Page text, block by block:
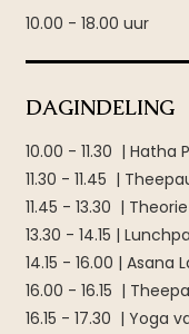
10.00 - 18.00 uur
DAGINDELING
10.00 - 11.30 | Hatha
11.30 - 11.45 |
11.45 - 13.30 | Theorie
13.30 - 14.15 |
14.15 - 16.00 | Asana
16.00 - 16.15 |
16.15 - 17.30 | Yoga